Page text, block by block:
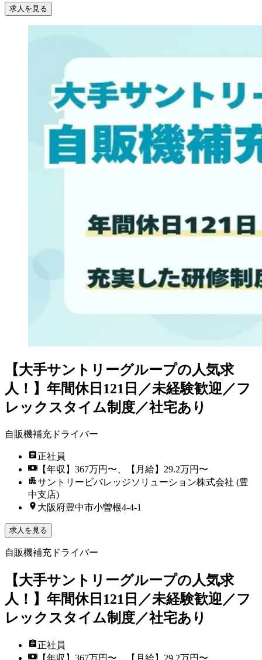
求人を見る
【大手サントリーグループの人気求
人！】年間休日121日／未経験歓迎／フ
レックスタイム制度／社宅あり
自販機補充ドライバー
正社員
【年収】367万円〜、【月給】29.2万円〜
サントリービバレッジソリューション株式会社 (豊
中支店)
大阪府豊中市小曽根4-4-1
求人を見る
自販機補充ドライバー
【大手サントリーグループの人気求
人！】年間休日121日／未経験歓迎／フ
レックスタイム制度／社宅あり
正社員
【年収】367万円〜、【月給】29.2万円〜